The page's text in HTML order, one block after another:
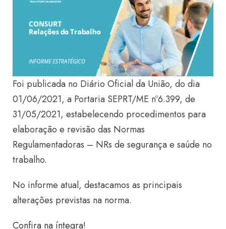
Foi publicada no Diário Oficial da União, do dia
01/06/2021, a Portaria SEPRT/ME nº6.399, de
31/05/2021, estabelecendo procedimentos para
elaboração e revisão das Normas
Regulamentadoras – NRs de segurança e saúde no
trabalho.
No informe atual, destacamos as principais
alterações previstas na norma.
Confira na íntegra!